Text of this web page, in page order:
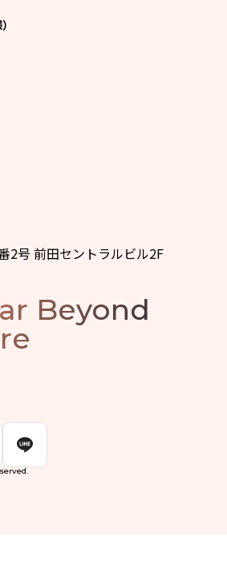
2号 前田セントラルビル2F
Beyond